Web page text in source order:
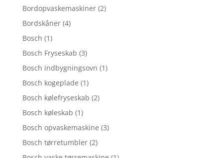
Bordopvaskemaskiner (2)
Bordskåner (4)
Bosch (1)
Bosch Fryseskab (3)
Bosch indbygningsovn (1)
Bosch kogeplade (1)
Bosch kølefryseskab (2)
Bosch køleskab (1)
Bosch opvaskemaskine (3)
Bosch tørretumbler (2)